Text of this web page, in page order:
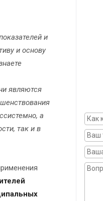
и
и основу
являются
а
так и в